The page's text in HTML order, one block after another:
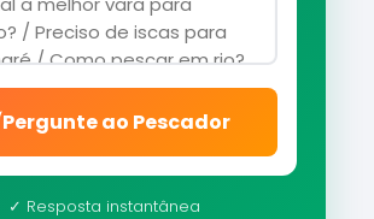
Pergunte ao Pescador
✓ Resposta instantânea